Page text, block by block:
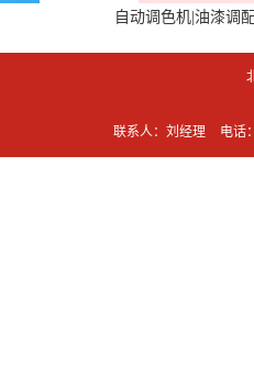
自动调色机|油漆调
联系人：刘经理 电话